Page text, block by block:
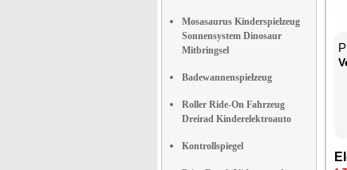
Mosasaurus Kinderspielzeug
Sonnensystem Dinosaur
Mitbringsel
Badewannenspielzeug
Roller Ride-On Fahrzeug
Dreirad Kinderelektroauto
Kontrollspiegel